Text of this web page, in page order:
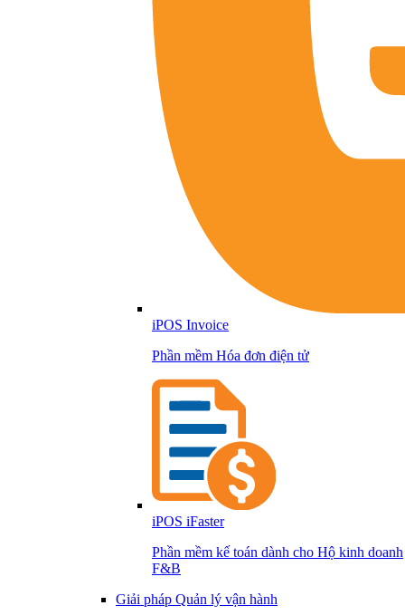
iPOS Invoice
Phần mềm Hóa đơn điện tử
iPOS iFaster
Phần mềm kế toán dành cho Hộ kinh doanh
F&B
Giải pháp Quản lý vận hành